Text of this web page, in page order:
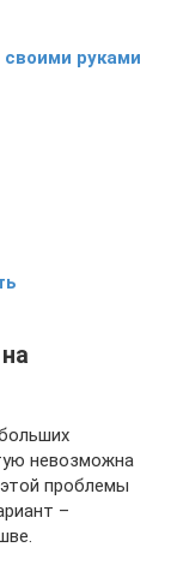
руками
невозможна
проблемы
–